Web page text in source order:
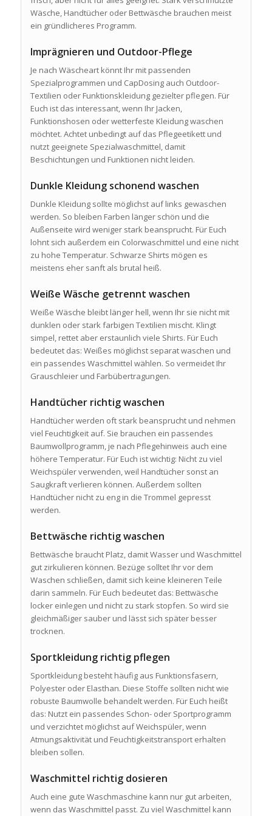
Wäsche, Handtücher oder Bettwäsche brauchen meist
ein gründlicheres Programm.
Imprägnieren und Outdoor-Pflege
Je nach Wäscheart könnt Ihr mit passenden
Spezialprogrammen und CapDosing auch Outdoor-
Textilien oder Funktionskleidung gezielter pflegen. Für
Euch ist das interessant, wenn Ihr Jacken,
Funktionshosen oder wetterfeste Kleidung waschen
möchtet. Achtet unbedingt auf das Pflegeetikett und
nutzt geeignete Spezialwaschmittel, damit
Beschichtungen und Funktionen nicht leiden.
Dunkle Kleidung schonend waschen
Dunkle Kleidung sollte möglichst auf links gewaschen
werden. So bleiben Farben länger schön und die
Außenseite wird weniger stark beansprucht. Für Euch
lohnt sich außerdem ein Colorwaschmittel und eine nicht
zu hohe Temperatur. Schwarze Shirts mögen es
meistens eher sanft als brutal heiß.
Weiße Wäsche getrennt waschen
Weiße Wäsche bleibt länger hell, wenn Ihr sie nicht mit
dunklen oder stark farbigen Textilien mischt. Klingt
simpel, rettet aber erstaunlich viele Shirts. Für Euch
bedeutet das: Weißes möglichst separat waschen und
ein passendes Waschmittel wählen. So vermeidet Ihr
Grauschleier und Farbübertragungen.
Handtücher richtig waschen
Handtücher werden oft stark beansprucht und nehmen
viel Feuchtigkeit auf. Sie brauchen ein passendes
Baumwollprogramm, je nach Pflegehinweis auch eine
höhere Temperatur. Für Euch ist wichtig: Nicht zu viel
Weichspüler verwenden, weil Handtücher sonst an
Saugkraft verlieren können. Außerdem sollten
Handtücher nicht zu eng in die Trommel gepresst
werden.
Bettwäsche richtig waschen
Bettwäsche braucht Platz, damit Wasser und Waschmittel
gut zirkulieren können. Bezüge solltet Ihr vor dem
Waschen schließen, damit sich keine kleineren Teile
darin sammeln. Für Euch bedeutet das: Bettwäsche
locker einlegen und nicht zu stark stopfen. So wird sie
gleichmäßiger sauber und lässt sich später besser
trocknen.
Sportkleidung richtig pflegen
Sportkleidung besteht häufig aus Funktionsfasern,
Polyester oder Elasthan. Diese Stoffe sollten nicht wie
robuste Baumwolle behandelt werden. Für Euch heißt
das: Nutzt ein passendes Schon- oder Sportprogramm
und verzichtet möglichst auf Weichspüler, wenn
Atmungsaktivität und Feuchtigkeitstransport erhalten
bleiben sollen.
Waschmittel richtig dosieren
Auch eine gute Waschmaschine kann nur gut arbeiten,
wenn das Waschmittel passt. Zu viel Waschmittel kann